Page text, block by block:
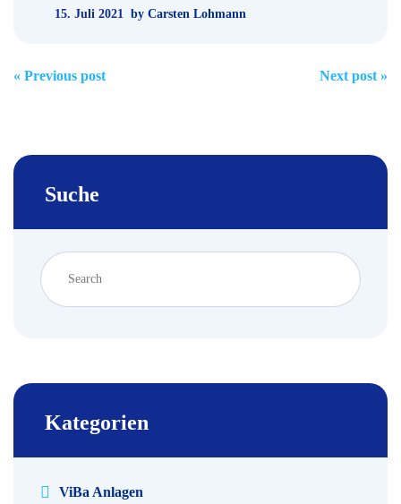
15. Juli 2021 by Carsten Lohmann
Post
« Previous post Next post »
Suche
Kategorien
ViBa Anlagen